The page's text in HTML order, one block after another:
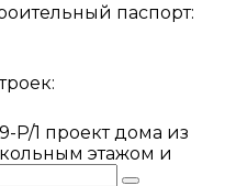
паспорт:
P/1 проект дома из
этажом и